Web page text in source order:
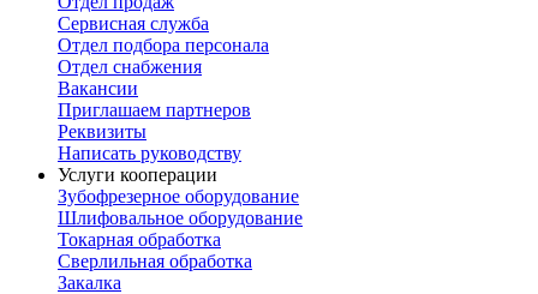
Сервисная служба
Отдел подбора персонала
Отдел снабжения
Вакансии
Приглашаем партнеров
Реквизиты
Написать руководству
Услуги кооперации
Зубофрезерное оборудование
Шлифовальное оборудование
Токарная обработка
Cверлильная обработка
Закалка